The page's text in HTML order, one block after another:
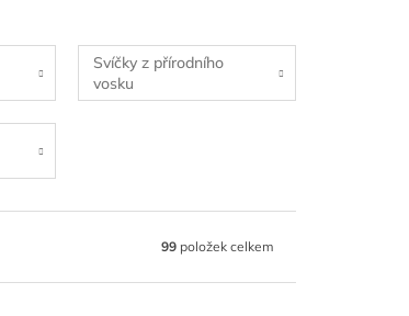
Svíčky z přírodního
vosku
99 položek celkem